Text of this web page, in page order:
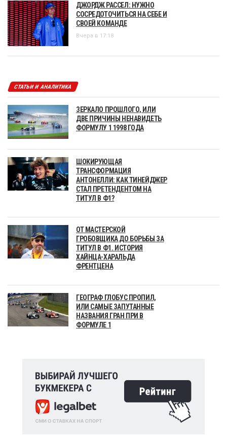
ДЖОРДЖ РАССЕЛ: НУЖНО
СОСРЕДОТОЧИТЬСЯ НА СЕБЕ И
СВОЕЙ КОМАНДЕ
Вчера в 17:18
СТАТЬИ И АНАЛИТИКА
ЗЕРКАЛО ПРОШЛОГО, ИЛИ
ДВЕ ПРИЧИНЫ НЕНАВИДЕТЬ
ФОРМУЛУ 1 1998 ГОДА
ШОКИРУЮЩАЯ
ТРАНСФОРМАЦИЯ
АНТОНЕЛЛИ: КАК ТИНЕЙДЖЕР
СТАЛ ПРЕТЕНДЕНТОМ НА
ТИТУЛ В Ф1?
ОТ МАСТЕРСКОЙ
ГРОБОВЩИКА ДО БОРЬБЫ ЗА
ТИТУЛ В Ф1. ИСТОРИЯ
ХАЙНЦА-ХАРАЛЬДА
ФРЕНТЦЕНА
ГЕОГРАФ ГЛОБУС ПРОПИЛ,
ИЛИ САМЫЕ ЗАПУТАННЫЕ
НАЗВАНИЯ ГРАН ПРИ В
ФОРМУЛЕ 1